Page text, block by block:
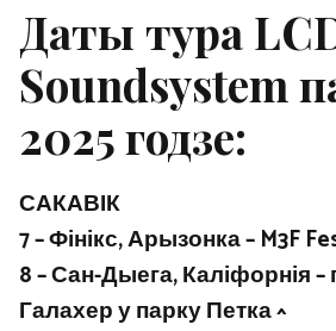
Даты тура
Soundsystem
2025 годзе:
САКАВІК
7 – Фінікс, Арызонка – M3F
8 – Сан-Дыега, Каліфорнія
Галахер у парку Петка ^